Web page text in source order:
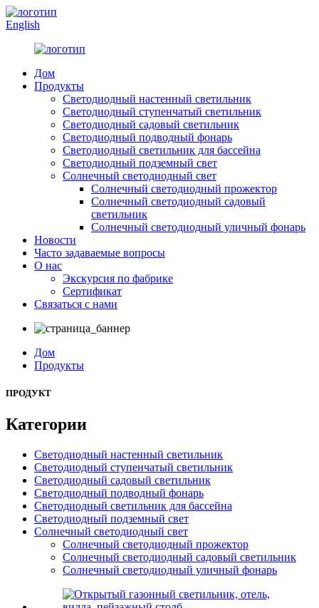
English
Дом
Продукты
Светодиодный настенный светильник
Светодиодный ступенчатый светильник
Светодиодный садовый светильник
Светодиодный подводный фонарь
Светодиодный светильник для бассейна
Светодиодный подземный свет
Солнечный светодиодный свет
Солнечный светодиодный прожектор
Солнечный светодиодный садовый
светильник
Солнечный светодиодный уличный фонарь
Новости
Часто задаваемые вопросы
О нас
Экскурсия по фабрике
Сертификат
Связаться с нами
Дом
Продукты
ПРОДУКТ
Категории
Светодиодный настенный светильник
Светодиодный ступенчатый светильник
Светодиодный садовый светильник
Светодиодный подводный фонарь
Светодиодный светильник для бассейна
Светодиодный подземный свет
Солнечный светодиодный свет
Солнечный светодиодный прожектор
Солнечный светодиодный садовый светильник
Солнечный светодиодный уличный фонарь